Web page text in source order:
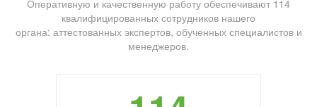
Оперативную и качественную работу обеспечивают 114
квалифицированных сотрудников нашего
органа: аттестованных экспертов, обученных специалистов и
менеджеров.